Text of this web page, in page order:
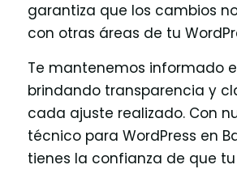
garantiza que los cambios
con otras áreas de tu
Te mantenemos informado
brindando transparencia y
cada ajuste realizado. Con
técnico para WordPress en
tienes la confianza de que